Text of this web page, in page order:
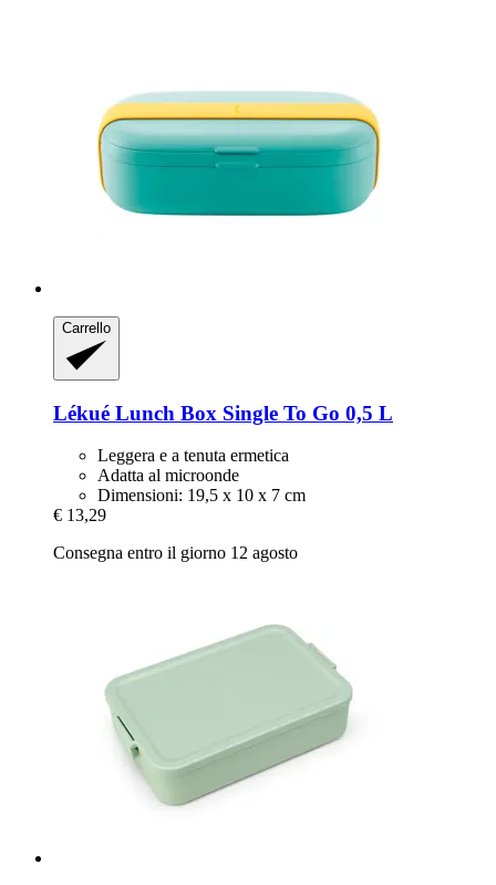
Carrello
Lékué Lunch Box Single To Go 0,5 L
Leggera e a tenuta ermetica
Adatta al microonde
Dimensioni: 19,5 x 10 x 7 cm
€ 13,29
Consegna entro il giorno 12 agosto